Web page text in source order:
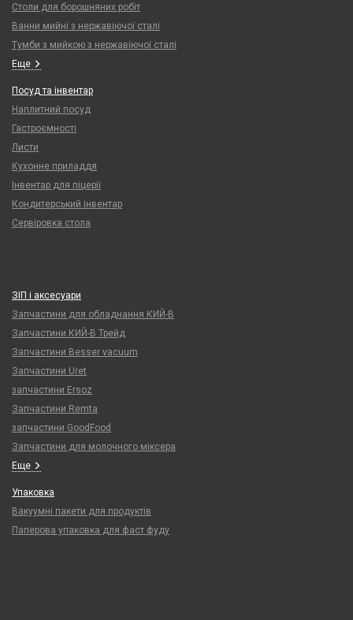
Столи для борошняних робіт
Ванни мийні з нержавіючої сталі
Тумби з мийкою з нержавіючої сталі
Еще
Посуд та інвентар
Наплитний посуд
Гастроємності
Листи
Кухонне приладдя
Інвентар для піцерії
Кондитерський інвентар
Сервіровка стола
ЗІП і аксесуари
Запчастини для обладнання КИЙ-В
Запчастини КИЙ-В Трейд
Запчастини Besser vacuum
Запчастини Uret
запчастини Ersoz
Запчастини Remta
запчастини GoodFood
Запчастини для молочного міксера
Еще
Упаковка
Вакуумні пакети для продуктів
Паперова упаковка для фаст фуду